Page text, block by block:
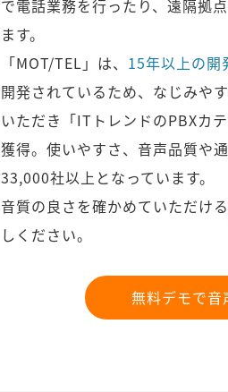
で電話業務を行ったり、遠隔拠
ます。
「MOT/TEL」は、 15年以上の開
開発されているため、なじみや
いただき「ITトレンドのPBXカ
獲得。使いやすさ、音声品質や
33,000社以上となっています。
音質の良さを確かめていただける
しください。
無料デモで音